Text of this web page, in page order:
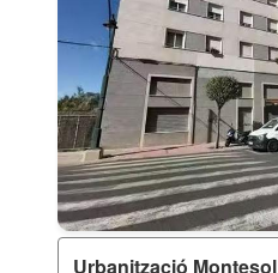
Urbanització Montesol